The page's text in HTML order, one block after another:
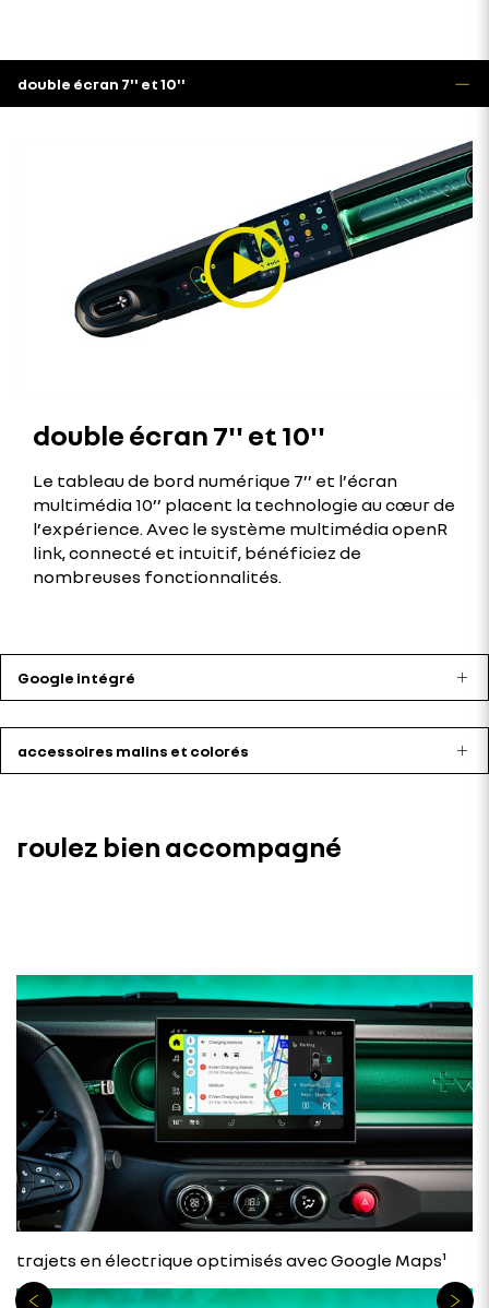
double écran 7'' et 10''
double écran 7'' et 10''
Le tableau de bord numérique 7’’ et l’écran
multimédia 10’’ placent la technologie au cœur de
l’expérience. Avec le système multimédia openR
link, connecté et intuitif, bénéficiez de
nombreuses fonctionnalités.
Google intégré
accessoires malins et colorés
roulez bien accompagné
trajets en électrique optimisés avec Google Maps¹